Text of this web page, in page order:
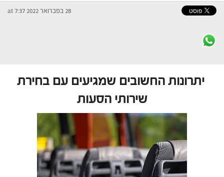
28 בפברואר 2022 at 7:37
יתרונות החשובים שמגיעים עם בחירת
שירותי הסעות